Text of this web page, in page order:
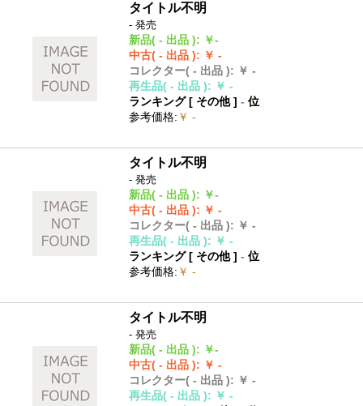
タイトル不明
- 発売
新品( - 出品 ): ￥-
中古( - 出品 ): ￥ -
コレクター( - 出品 ): ￥ -
再生品( - 出品 ): ￥ -
ランキング [ その他]- 位
参考価格: ￥ -
タイトル不明
- 発売
新品( - 出品 ): ￥-
中古( - 出品 ): ￥ -
コレクター( - 出品 ): ￥ -
再生品( - 出品 ): ￥ -
ランキング [ その他]- 位
参考価格: ￥ -
タイトル不明
- 発売
新品( - 出品 ): ￥-
中古( - 出品 ): ￥ -
コレクター( - 出品 ): ￥ -
再生品( - 出品 ): ￥ -